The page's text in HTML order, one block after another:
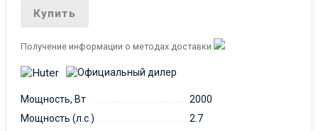
Купить
Получение информации о методах доставки
Мощность, Вт
2000
Мощность (л.с.)
2.7